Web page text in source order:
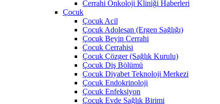
Cerrahi Onkoloji Kliniği Haberleri
Çocuk
Çocuk Acil
Çocuk Adolesan (Ergen Sağlığı)
Çocuk Beyin Cerrahi
Çocuk Cerrahisi
Çocuk Çözger (Sağlık Kurulu)
Çocuk Diş Bölümü
Çocuk Diyabet Teknoloji Merkezi
Çocuk Endokrinoloji
Çocuk Enfeksiyon
Çocuk Evde Sağlık Birimi